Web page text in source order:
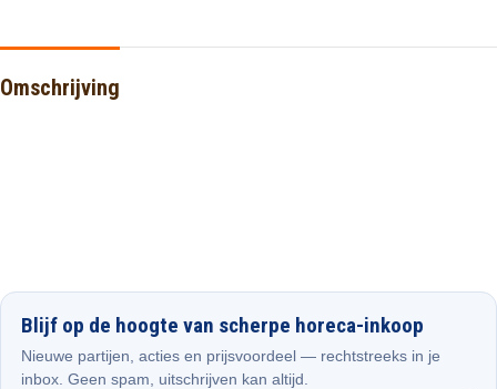
Omschrijving
Blijf op de hoogte van scherpe horeca-inkoop
Nieuwe partijen, acties en prijsvoordeel — rechtstreeks in je
inbox. Geen spam, uitschrijven kan altijd.